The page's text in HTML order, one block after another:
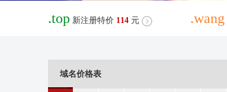
.top 新注册特价 114 元 .wang
域名价格表